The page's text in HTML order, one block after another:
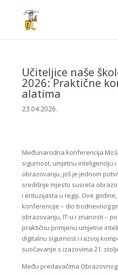
Učiteljice naše
2026: Praktične
alatima
23.04.2026.
Međunarodna konferencija
sigurnost, umjetnu inteligenciju
obrazovanju, još je jednom
središnje mjesto susreta
i entuzijasta u regiji. Ove
konferencije – dio trodnevnog
obrazovanju, IT-u i znanosti –
praktičnu primjenu umjetne
digitalnu sigurnost i razvoj
suočavanje s izazovima 21.
Među predavačima